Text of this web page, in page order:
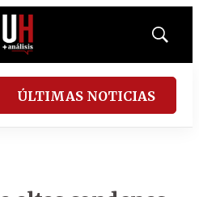
Mostrar
ÚLTIMAS NOTICIAS